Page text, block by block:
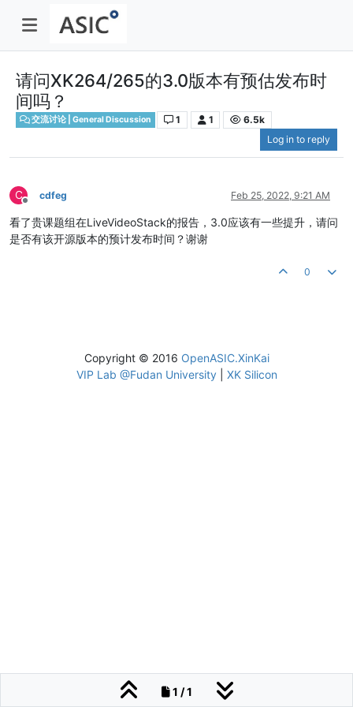
请问XK264/265的3.0版本有预估发布时
间吗？
交流讨论 | General Discussion 1 1
6.5k
Log in to reply
C
Offline
cdfeg Feb 25, 2022, 9:21 AM
看了贵课题组在LiveVideoStack的报告，3.0应该有一些提升，请问
是否有该开源版本的预计发布时间？谢谢
0
1 / 1
Copyright © 2016 OpenASIC.XinKai
VIP Lab @Fudan University| XK Silicon